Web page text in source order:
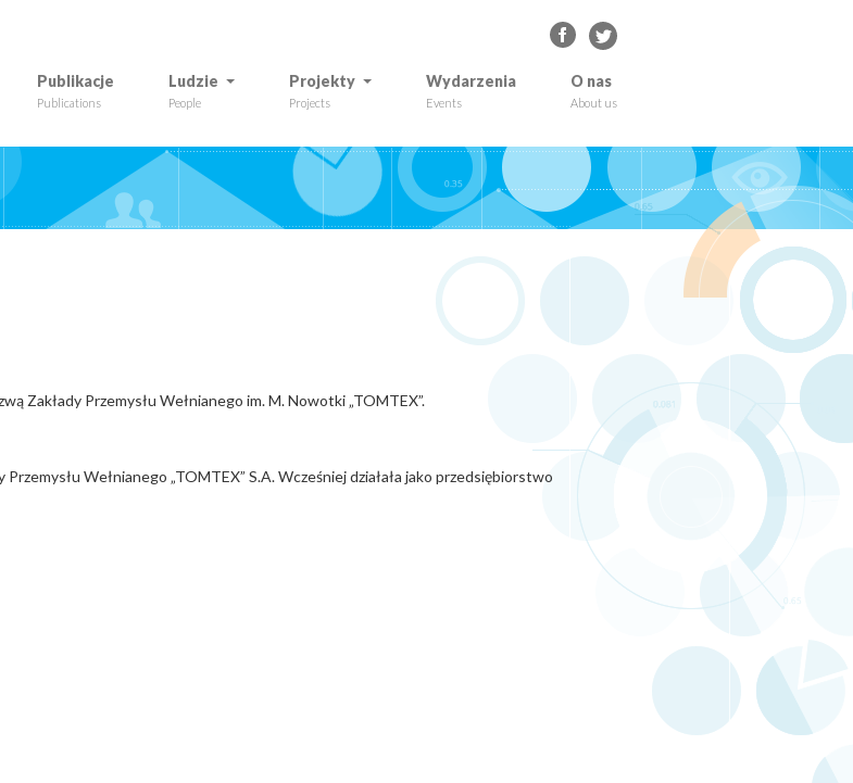
Publikacje
Publications
Ludzie
People
Projekty
Projects
Wydarzenia
Events
O nas
About us
Zakłady Przemysłu Wełnianego im. M. Nowotki „TOMTEX”.
Wełnianego „TOMTEX” S.A. Wcześniej działała jako przedsiębiorstwo